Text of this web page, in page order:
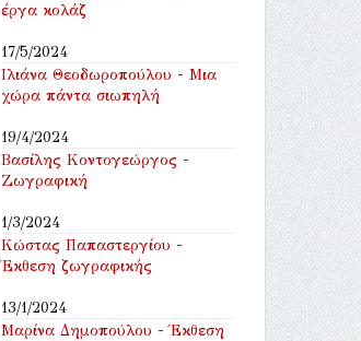
έργα κολάζ
17/5/2024
Ιλιάνα Θεοδωροπούλου - Μια
χώρα πάντα σιωπηλή
19/4/2024
Βασίλης Κοντογεώργος -
Ζωγραφική
1/3/2024
Κώστας Παπαστεργίου -
Έκθεση ζωγραφικής
13/1/2024
Μαρίνα Δημοπούλου - Έκθεση